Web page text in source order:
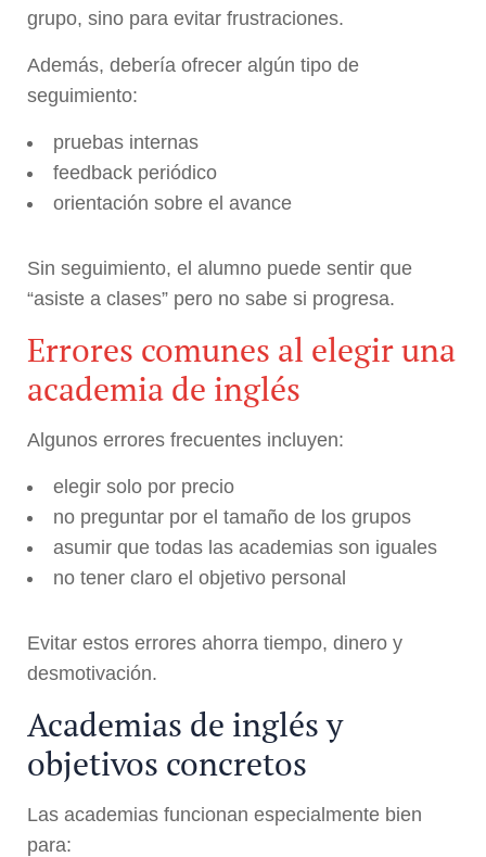
grupo, sino para evitar frustraciones.
Además, debería ofrecer algún tipo de
seguimiento:
pruebas internas
feedback periódico
orientación sobre el avance
Sin seguimiento, el alumno puede sentir que
“asiste a clases” pero no sabe si progresa.
Errores comunes al elegir una
academia de inglés
Algunos errores frecuentes incluyen:
elegir solo por precio
no preguntar por el tamaño de los grupos
asumir que todas las academias son iguales
no tener claro el objetivo personal
Evitar estos errores ahorra tiempo, dinero y
desmotivación.
Academias de inglés y
objetivos concretos
Las academias funcionan especialmente bien
para: